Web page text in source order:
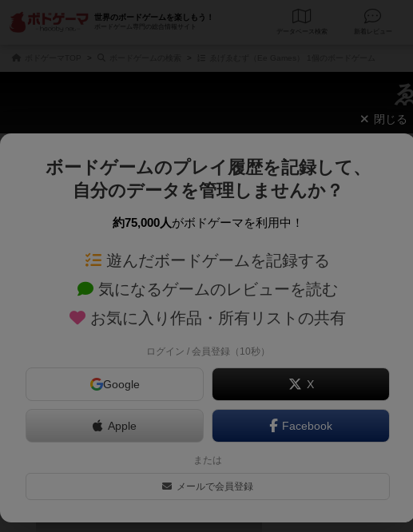
世界のボードゲームを楽しもう！
ボードゲーム専門の総合情報サイト
データベース
じっくり表示
商品名、商品説明文、デザイナー名、テーマ名、メカニクス名を対象にフリーワード検索が
ゲームデザイナー名を指定して検索できます
ゲームデザイナー
対象年齢を指定します。 世界観や登場人物などモチ
テーマ/フレーバー
6.1
閉じる
ボードゲームのプレイ履歴を記録して、
自分のデータを管理しませんか？
約75,000人がボドゲーマを利用中！
遊んだボードゲームを記録する
気になるゲームのレビューを読む
お気に入り作品・所有リストの共有
ログイン / 会員登録（10秒）
Google X
Apple Facebook
または
メールで会員登録